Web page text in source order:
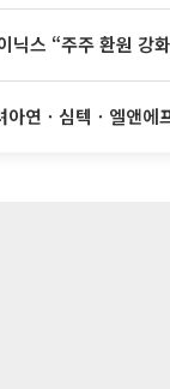
닉스 “주주 환원 강
연ㆍ심텍ㆍ엘앤에